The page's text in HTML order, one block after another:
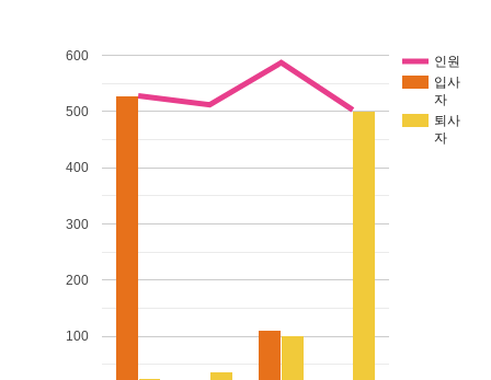
인원
입사
자
퇴사
자
100
200
300
400
500
600